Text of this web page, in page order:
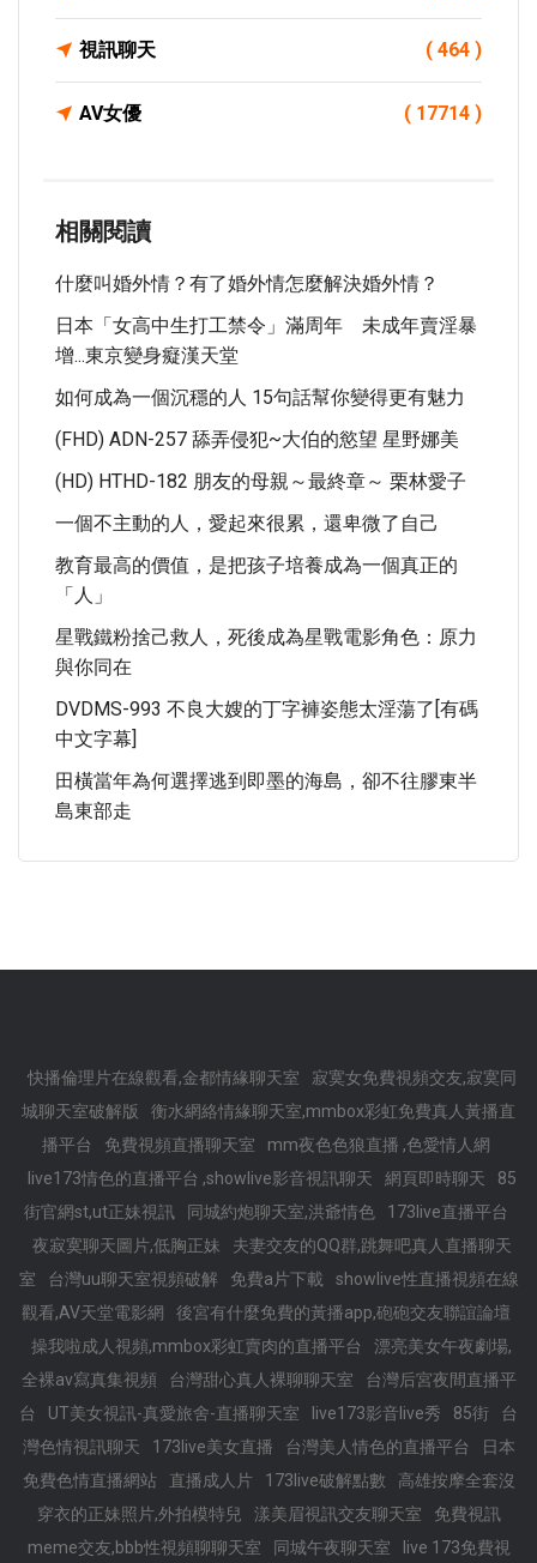
視訊聊天 ( 464 )
AV女優 ( 17714 )
相關閱讀
什麼叫婚外情？有了婚外情怎麼解決婚外情？
日本「女高中生打工禁令」滿周年 未成年賣淫暴
增...東京變身癡漢天堂
如何成為一個沉穩的人 15句話幫你變得更有魅力
(FHD) ADN-257 舔弄侵犯~大伯的慾望 星野娜美
(HD) HTHD-182 朋友的母親～最終章～ 栗林愛子
一個不主動的人，愛起來很累，還卑微了自己
教育最高的價值，是把孩子培養成為一個真正的
「人」
星戰鐵粉捨己救人，死後成為星戰電影角色：原力
與你同在
DVDMS-993 不良大嫂的丁字褲姿態太淫蕩了[有碼
中文字幕]
田橫當年為何選擇逃到即墨的海島，卻不往膠東半
島東部走
快播倫理片在線觀看,金都情緣聊天室
寂寞女免費視頻交友,寂寞同
城聊天室破解版
衡水網絡情緣聊天室,mmbox彩虹免費真人黃播直
播平台
免費視頻直播聊天室
mm夜色色狼直播 ,色愛情人網
live173情色的直播平台 ,showlive影音視訊聊天
網頁即時聊天
85
街官網st,ut正妹視訊
同城約炮聊天室,洪爺情色
173live直播平台
夜寂寞聊天圖片,低胸正妹
夫妻交友的QQ群,跳舞吧真人直播聊天
室
台灣uu聊天室視頻破解 免費a片下載
showlive性直播視頻在線
觀看,AV天堂電影網
後宮有什麼免費的黃播app,砲砲交友聯誼論壇
操我啦成人視頻,mmbox彩虹賣肉的直播平台
漂亮美女午夜劇場,
全裸av寫真集視頻
台灣甜心真人裸聊聊天室
台灣后宮夜間直播平
台
UT美女視訊-真愛旅舍-直播聊天室 live173影音live秀 85街
台
灣色情視訊聊天
173live美女直播 台灣美人情色的直播平台
日本
免費色情直播網站
直播成人片 173live破解點數
高雄按摩全套沒
穿衣的正妹照片,外拍模特兒
漾美眉視訊交友聊天室
免費視訊
meme交友,bbb性視頻聊聊天室
同城午夜聊天室 live 173免費視